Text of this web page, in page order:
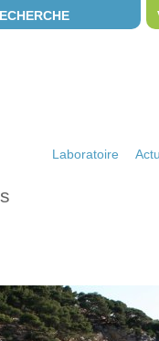
Laboratoire